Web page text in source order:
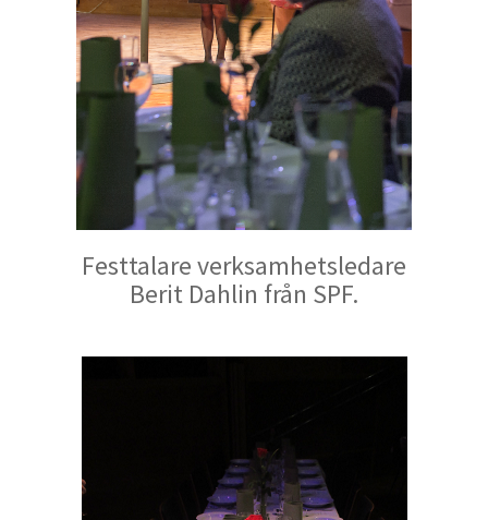
Festtalare verksamhetsledare
Berit Dahlin från SPF.